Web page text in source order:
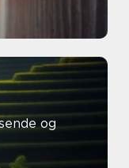
og